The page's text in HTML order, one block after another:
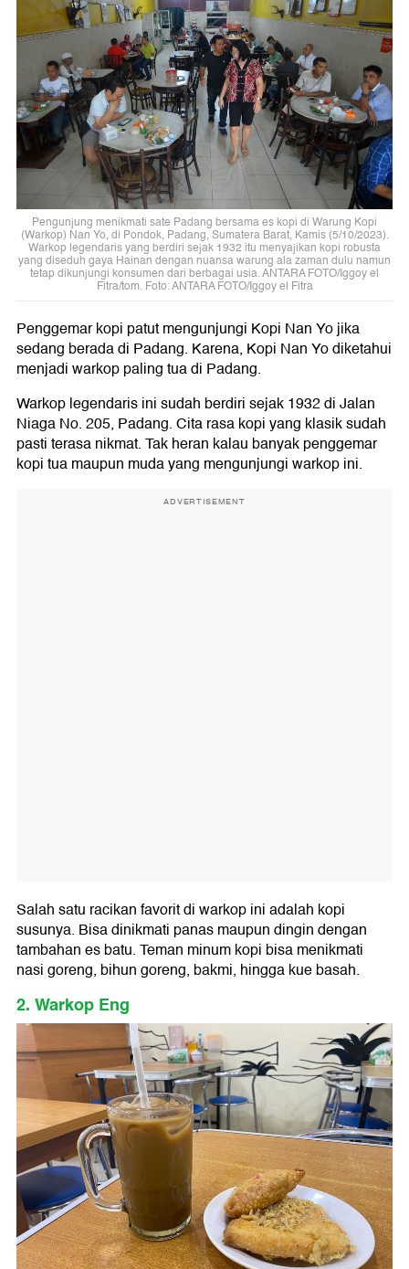
Pengunjung menikmati sate Padang bersama es kopi di Warung Kopi
(Warkop) Nan Yo, di Pondok, Padang, Sumatera Barat, Kamis (5/10/2023).
Warkop legendaris yang berdiri sejak 1932 itu menyajikan kopi robusta
yang diseduh gaya Hainan dengan nuansa warung ala zaman dulu namun
tetap dikunjungi konsumen dari berbagai usia. ANTARA FOTO/Iggoy el
Fitra/tom. Foto: ANTARA FOTO/Iggoy el Fitra
Penggemar kopi patut mengunjungi Kopi Nan Yo jika
sedang berada di Padang. Karena, Kopi Nan Yo diketahui
menjadi warkop paling tua di Padang.
Warkop legendaris ini sudah berdiri sejak 1932 di Jalan
Niaga No. 205, Padang. Cita rasa kopi yang klasik sudah
pasti terasa nikmat. Tak heran kalau banyak penggemar
kopi tua maupun muda yang mengunjungi warkop ini.
ADVERTISEMENT
Salah satu racikan favorit di warkop ini adalah kopi
susunya. Bisa dinikmati panas maupun dingin dengan
tambahan es batu. Teman minum kopi bisa menikmati
nasi goreng, bihun goreng, bakmi, hingga kue basah.
2. Warkop Eng